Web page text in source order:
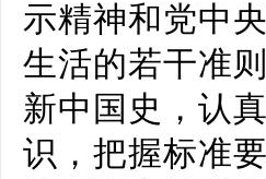
示精神和党中
生活的若干准则
新中国史，认
识，把握标准